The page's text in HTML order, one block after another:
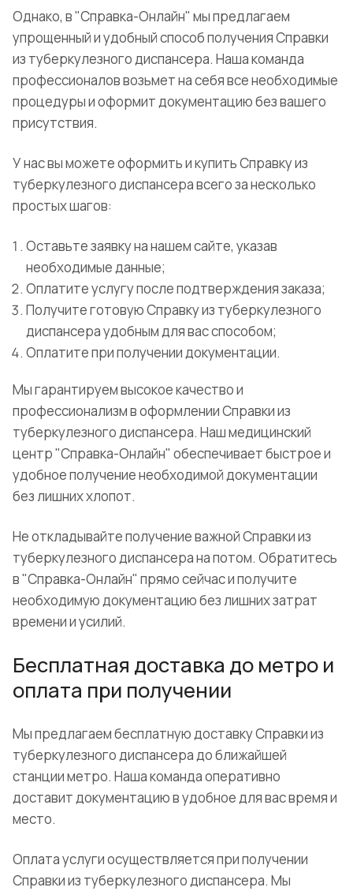
Однако, в "Справка-Онлайн" мы предлагаем
упрощенный и удобный способ получения Справки
из туберкулезного диспансера. Наша команда
профессионалов возьмет на себя все необходимые
процедуры и оформит документацию без вашего
присутствия.
У нас вы можете оформить и купить Справку из
туберкулезного диспансера всего за несколько
простых шагов:
Оставьте заявку на нашем сайте, указав
необходимые данные;
Оплатите услугу после подтверждения заказа;
Получите готовую Справку из туберкулезного
диспансера удобным для вас способом;
Оплатите при получении документации.
Мы гарантируем высокое качество и
профессионализм в оформлении Справки из
туберкулезного диспансера. Наш медицинский
центр "Справка-Онлайн" обеспечивает быстрое и
удобное получение необходимой документации
без лишних хлопот.
Не откладывайте получение важной Справки из
туберкулезного диспансера на потом. Обратитесь
в "Справка-Онлайн" прямо сейчас и получите
необходимую документацию без лишних затрат
времени и усилий.
Бесплатная доставка до метро и
оплата при получении
Мы предлагаем бесплатную доставку Справки из
туберкулезного диспансера до ближайшей
станции метро. Наша команда оперативно
доставит документацию в удобное для вас время и
место.
Оплата услуги осуществляется при получении
Справки из туберкулезного диспансера. Мы